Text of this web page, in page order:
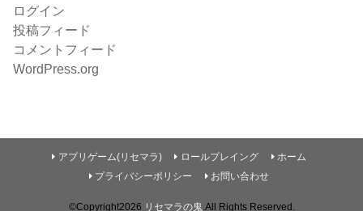
ログイン
投稿フィード
コメントフィード
WordPress.org
アプリゲーム(リセマラ) ロールプレイング
ホーム
プライバシーポリシー
お問い合わせ
©Copyright2026 リセマラの鬼 .All Rights Reserved.